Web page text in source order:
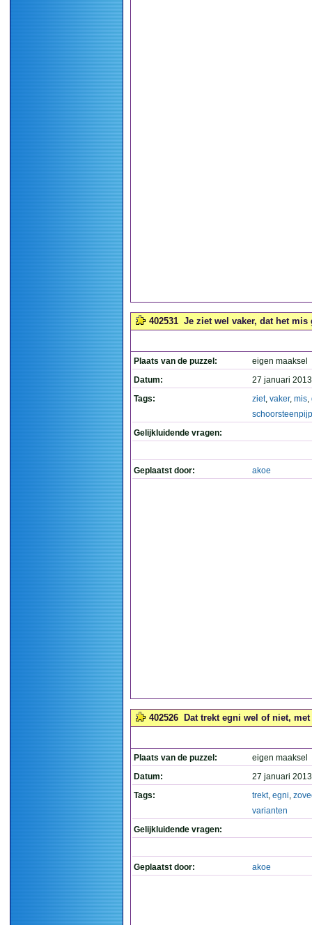
402531 Je ziet wel vaker, dat het mis
Plaats van de puzzel:
eigen maaksel
Datum:
27 januari
Tags:
ziet, vaker, mis,
schoorsteenpijp
Gelijkluidende vragen:
Geplaatst door: akoe
402526 Dat trekt egni wel of niet,
Plaats van de puzzel:
eigen maaksel
Datum:
27 januari
Tags:
trekt, egni,
varianten
Gelijkluidende vragen:
Geplaatst door: akoe